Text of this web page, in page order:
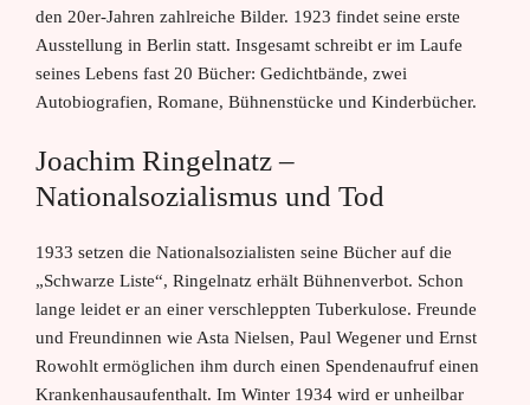
den 20er-Jahren zahlreiche Bilder. 1923 findet seine erste
Ausstellung in Berlin statt. Insgesamt schreibt er im Laufe
seines Lebens fast 20 Bücher: Gedichtbände, zwei
Autobiografien, Romane, Bühnenstücke und Kinderbücher.
Joachim Ringelnatz –
Nationalsozialismus und Tod
1933 setzen die Nationalsozialisten seine Bücher auf die
„Schwarze Liste“, Ringelnatz erhält Bühnenverbot. Schon
lange leidet er an einer verschleppten Tuberkulose. Freunde
und Freundinnen wie Asta Nielsen, Paul Wegener und Ernst
Rowohlt ermöglichen ihm durch einen Spendenaufruf einen
Krankenhausaufenthalt. Im Winter 1934 wird er unheilbar